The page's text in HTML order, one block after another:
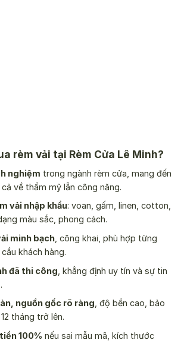
rèm vải tại Rèm Cửa Lê Minh?
nghiệm trong ngành rèm cửa, mang đến
về thẩm mỹ lẫn công năng.
vải nhập khẩu: voan, gấm, linen, cotton,
màu sắc, phong cách.
minh bạch, công khai, phù hợp từng
khách hàng.
đã thi công , khẳng định uy tín và sự tin
nguồn gốc rõ ràng , độ bền cao, bảo
tháng trở lên.
100% nếu sai mẫu mã, kích thước